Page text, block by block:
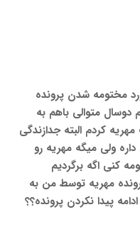
مختومه شدن پرونده
متوالی باهم به
کردم البته جدازندگی
ولی میگه مهریه رو
کنی اگه برگردیم
مهریه توسط من به
پیدا نکردن پرونده؟؟